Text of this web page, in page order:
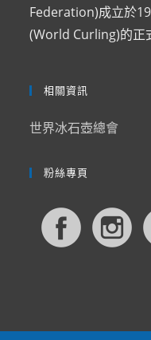
Federation)成立於
(World Curling)的正
相關資訊
世界冰石壺總會
粉絲專頁